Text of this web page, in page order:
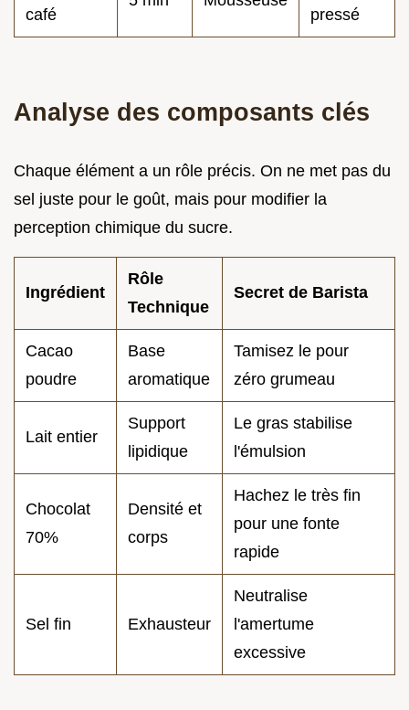
café
pressé
Analyse des composants clés
Chaque élément a un rôle précis. On ne met pas du
sel juste pour le goût, mais pour modifier la
perception chimique du sucre.
Ingrédient
Rôle
Technique
Secret de Barista
Cacao
poudre
Base
aromatique
Tamisez le pour
zéro grumeau
Lait entier
Support
lipidique
Le gras stabilise
l'émulsion
Chocolat
70%
Densité et
corps
Hachez le très fin
pour une fonte
rapide
Sel fin Exhausteur
Neutralise
l'amertume
excessive